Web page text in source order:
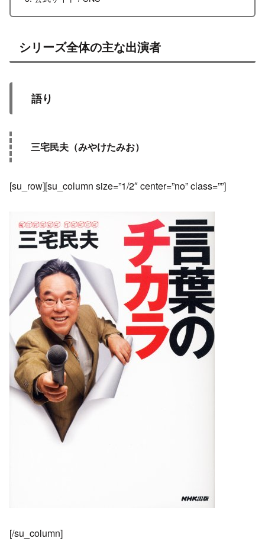
シリーズ全体の主な出演者
語り
三宅民夫（みやけたみお）
[su_row][su_column size=”1/2″ center=”no” class=””]
[/su_column]